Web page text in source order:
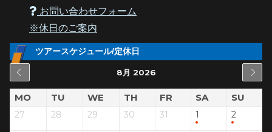
お問い合わせフォーム
※休日のご案内
ツアースケジュール/定休日
8月 2026
MO TU WE TH FR SA SU
27 28 29 30 31 1 2